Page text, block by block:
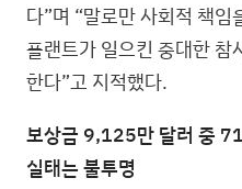
다”며 “말로만 사회적 책
플랜트가 일으킨 중대한 참
한다”고 지적했다.
보상금 9,125만 달러 중
실태는 불투명